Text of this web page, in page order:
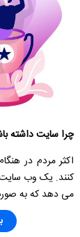
اکثر مردم در
کنند. یک وب سایت
می دهد که به
وب سایت معادل
تمام ساعت حتی